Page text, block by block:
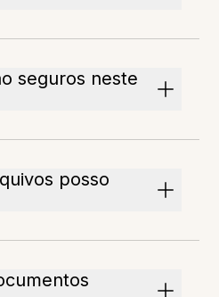
seguros neste
posso